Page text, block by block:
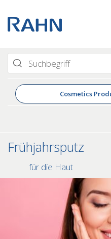
Cosmetics
Frühjahrsputz
für die Haut